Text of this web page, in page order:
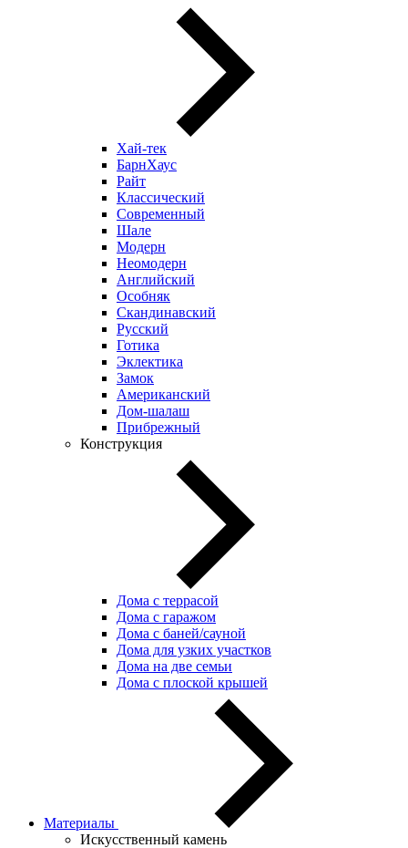
Хай-тек
БарнХаус
Райт
Классический
Современный
Шале
Модерн
Неомодерн
Английский
Особняк
Скандинавский
Русский
Готика
Эклектика
Замок
Американский
Дом-шалаш
Прибрежный
Конструкция
Дома с террасой
Дома с гаражом
Дома с баней/сауной
Дома для узких участков
Дома на две семьи
Дома с плоской крышей
Материалы
Искусственный камень